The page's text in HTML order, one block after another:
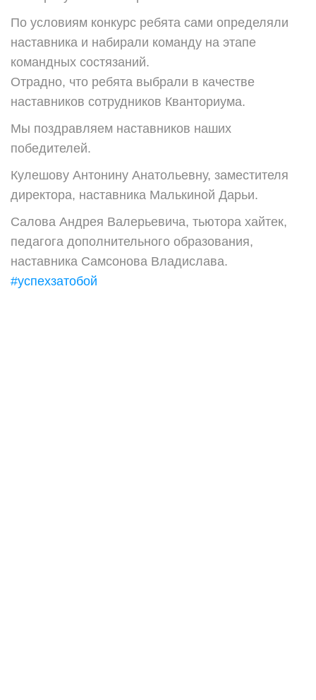
По условиям конкурс ребята сами определяли
наставника и набирали команду на этапе
командных состязаний.
Отрадно, что ребята выбрали в качестве
наставников сотрудников Кванториума.
Мы поздравляем наставников наших
победителей.
Кулешову Антонину Анатольевну, заместителя
директора, наставника Малькиной Дарьи.
Салова Андрея Валерьевича, тьютора хайтек,
педагога дополнительного образования,
наставника Самсонова Владислава.
#успехзатобой